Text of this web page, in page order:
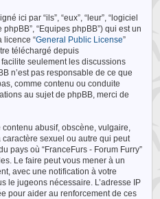
ici par “ils”, “eux”, “leur”, “logiciel
phpBB”, “Equipes phpBB”) qui est un
licence “General Public License”
téléchargé depuis
seulement les discussions
n’est pas responsable de ce que
comme contenu ou conduite
au sujet de phpBB, merci de
abusif, obscène, vulgaire,
sexuel ou autre qui peut
pays où “FranceFurs - Forum Furry”
Le faire peut vous mener à un
avec une notification à votre
le jugeons nécessaire. L’adresse IP
pour aider au renforcement de ces